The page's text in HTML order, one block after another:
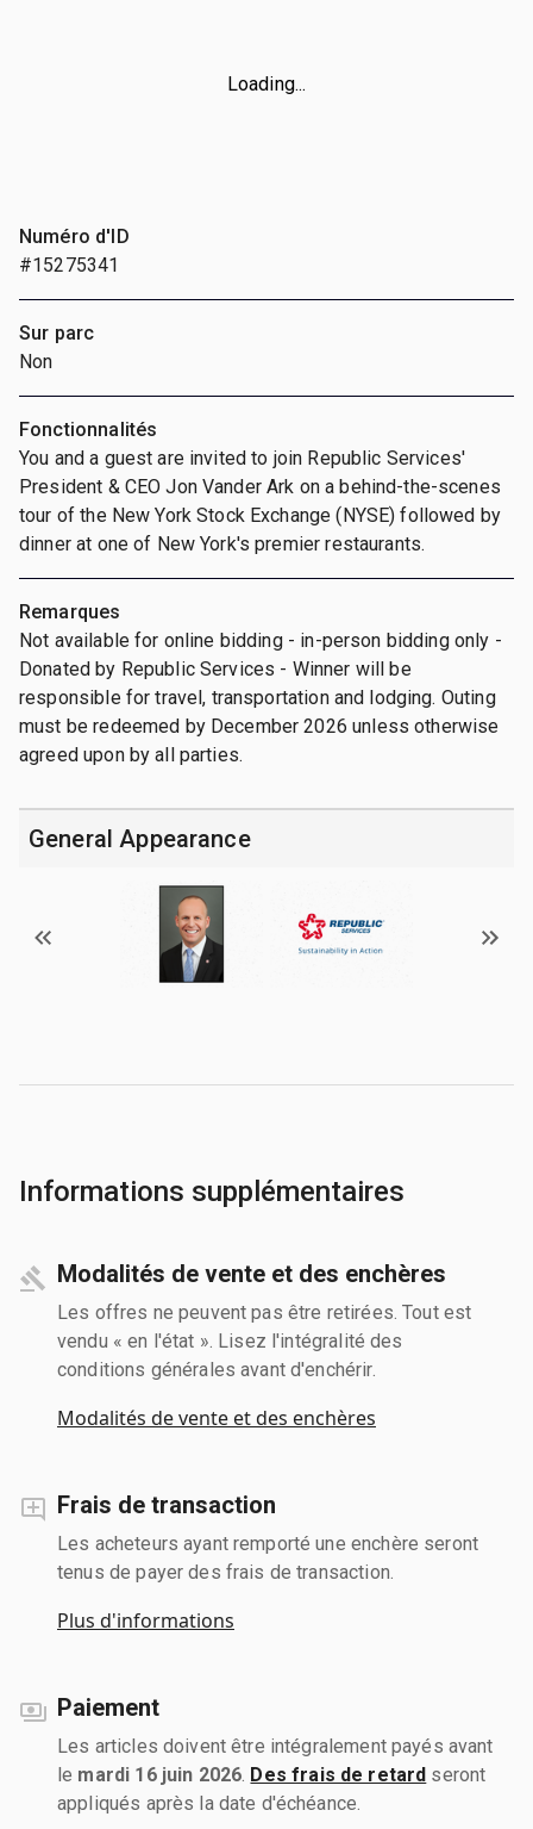
Loading...
Numéro d'ID
#15275341
Sur parc
Non
Fonctionnalités
You and a guest are invited to join Republic Services'
President & CEO Jon Vander Ark on a behind-the-scenes
tour of the New York Stock Exchange (NYSE) followed by
dinner at one of New York's premier restaurants.
Remarques
Not available for online bidding - in-person bidding only -
Donated by Republic Services - Winner will be
responsible for travel, transportation and lodging. Outing
must be redeemed by December 2026 unless otherwise
agreed upon by all parties.
General Appearance
Informations supplémentaires
Modalités de vente et des enchères
Les offres ne peuvent pas être retirées. Tout est
vendu « en l'état ». Lisez l'intégralité des
conditions générales avant d'enchérir.
Modalités de vente et des enchères
Frais de transaction
Les acheteurs ayant remporté une enchère seront
tenus de payer des frais de transaction.
Plus d'informations
Paiement
Les articles doivent être intégralement payés avant
le mardi 16 juin 2026 Des frais de retard seront
appliqués après la date d'échéance.